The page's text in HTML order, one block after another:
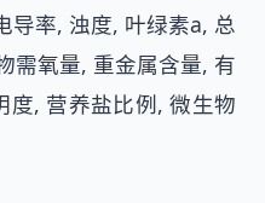
导率, 浊度, 叶绿素a, 总
需氧量, 重金属含量, 有
度, 营养盐比例, 微生物